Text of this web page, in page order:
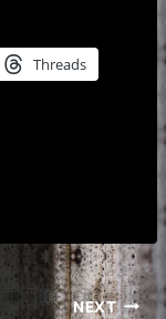
Threads
NEXT